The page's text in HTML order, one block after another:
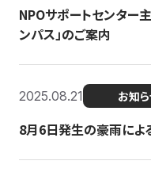
NPOサポートセンター
ンパス」のご案内
2025.08.21 お知
8月6日発生の豪雨によ